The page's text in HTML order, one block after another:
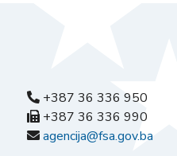
+387 36 336 950
+387 36 336 990
agencija@fsa.gov.ba